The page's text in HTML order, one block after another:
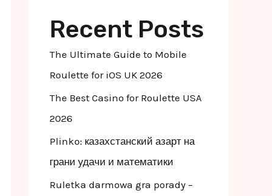
Recent Posts
The Ultimate Guide to Mobile
Roulette for iOS UK 2026
The Best Casino for Roulette USA
2026
Plinko: казахстанский азарт на
грани удачи и математики
Ruletka darmowa gra porady –